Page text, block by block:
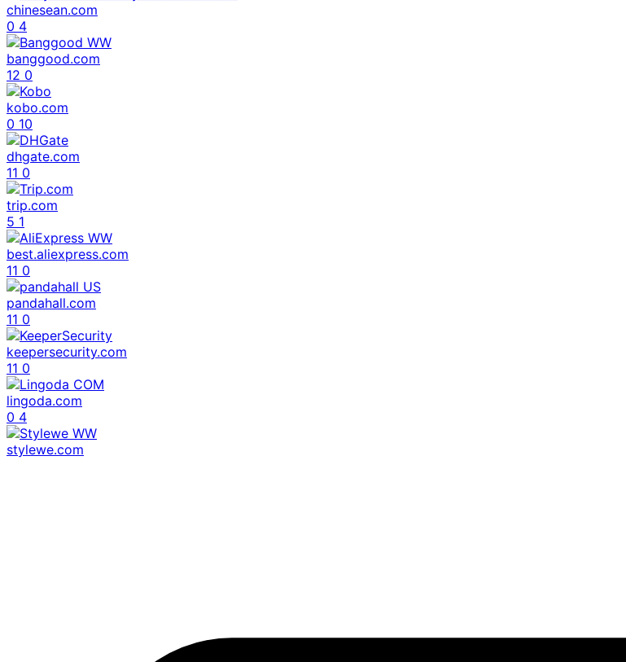
chinesean.com
0 4
banggood.com
12 0
kobo.com
0 10
dhgate.com
11 0
trip.com
5 1
best.aliexpress.com
11 0
pandahall.com
11 0
keepersecurity.com
11 0
lingoda.com
0 4
stylewe.com